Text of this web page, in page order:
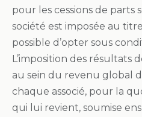
pour les cessions de parts
société est imposée au titre
possible d’opter sous
L’imposition des résultats
au sein du revenu global
chaque associé, pour la
qui lui revient, soumise